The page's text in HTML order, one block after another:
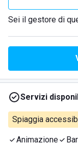
Sei il gestore di
Servizi
Spiaggia
Animazione Bar